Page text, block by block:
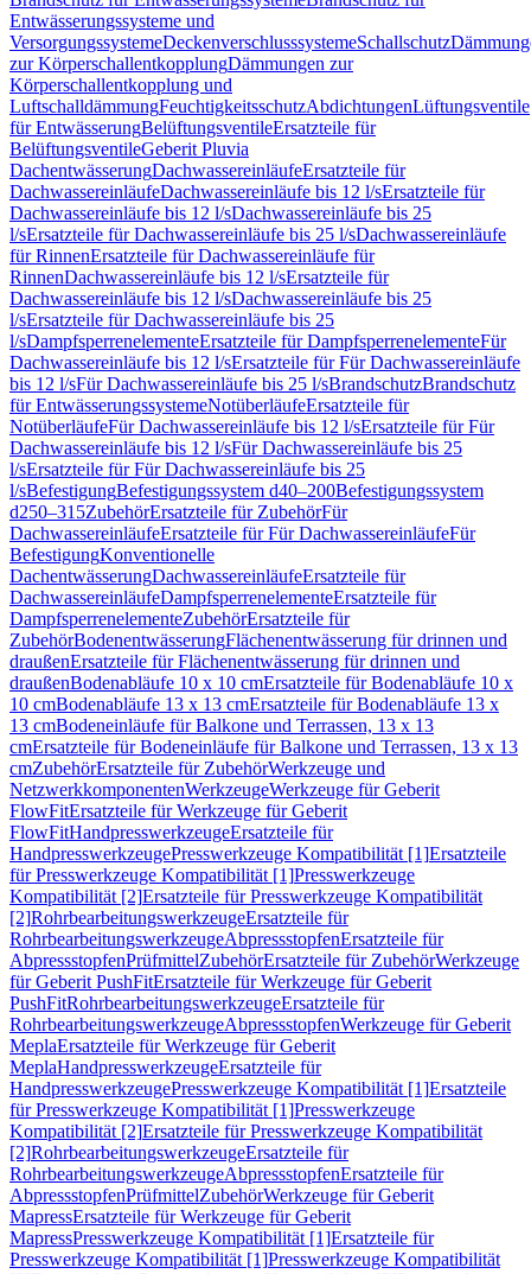
Entwässerungssysteme und
VersorgungssystemeDeckenverschlusssystemeSchallschutz
zur KörperschallentkopplungDämmungen zur
Körperschallentkopplung und
LuftschalldämmungFeuchtigkeitsschutzAbdichtungenLüftungsventile
für EntwässerungBelüftungsventileErsatzteile für
BelüftungsventileGeberit Pluvia
DachentwässerungDachwassereinläufeErsatzteile für
DachwassereinläufeDachwassereinläufe bis 12 l/sErsatzteile für
Dachwassereinläufe bis 12 l/sDachwassereinläufe bis 25
l/sErsatzteile für Dachwassereinläufe bis 25 l/sDachwassereinläufe
für RinnenErsatzteile für Dachwassereinläufe für
RinnenDachwassereinläufe bis 12 l/sErsatzteile für
Dachwassereinläufe bis 12 l/sDachwassereinläufe bis 25
l/sErsatzteile für Dachwassereinläufe bis 25
l/sDampfsperrenelementeErsatzteile für DampfsperrenelementeFür
Dachwassereinläufe bis 12 l/sErsatzteile für Für Dachwassereinläufe
bis 12 l/sFür Dachwassereinläufe bis 25 l/sBrandschutzBrandschutz
für EntwässerungssystemeNotüberläufeErsatzteile für
NotüberläufeFür Dachwassereinläufe bis 12 l/sErsatzteile für Für
Dachwassereinläufe bis 12 l/sFür Dachwassereinläufe bis 25
l/sErsatzteile für Für Dachwassereinläufe bis 25
l/sBefestigungBefestigungssystem d40–200Befestigungssystem
d250–315ZubehörErsatzteile für ZubehörFür
DachwassereinläufeErsatzteile für Für DachwassereinläufeFür
BefestigungKonventionelle
DachentwässerungDachwassereinläufeErsatzteile für
DachwassereinläufeDampfsperrenelementeErsatzteile für
DampfsperrenelementeZubehörErsatzteile für
ZubehörBodenentwässerungFlächenentwässerung für drinnen und
draußenErsatzteile für Flächenentwässerung für drinnen und
draußenBodenabläufe 10 x 10 cmErsatzteile für Bodenabläufe 10 x
10 cmBodenabläufe 13 x 13 cmErsatzteile für Bodenabläufe 13 x
13 cmBodeneinläufe für Balkone und Terrassen, 13 x 13
cmErsatzteile für Bodeneinläufe für Balkone und Terrassen, 13 x 13
cmZubehörErsatzteile für ZubehörWerkzeuge und
NetzwerkkomponentenWerkzeugeWerkzeuge für Geberit
FlowFitErsatzteile für Werkzeuge für Geberit
FlowFitHandpresswerkzeugeErsatzteile für
HandpresswerkzeugePresswerkzeuge Kompatibilität [1]Ersatzteile
für Presswerkzeuge Kompatibilität [1]Presswerkzeuge
Kompatibilität [2]Ersatzteile für Presswerkzeuge Kompatibilität
[2]RohrbearbeitungswerkzeugeErsatzteile für
RohrbearbeitungswerkzeugeAbpressstopfenErsatzteile für
AbpressstopfenPrüfmittelZubehörErsatzteile für ZubehörWerkzeuge
für Geberit PushFitErsatzteile für Werkzeuge für Geberit
PushFitRohrbearbeitungswerkzeugeErsatzteile für
RohrbearbeitungswerkzeugeAbpressstopfenWerkzeuge für Geberit
MeplaErsatzteile für Werkzeuge für Geberit
MeplaHandpresswerkzeugeErsatzteile für
HandpresswerkzeugePresswerkzeuge Kompatibilität [1]Ersatzteile
für Presswerkzeuge Kompatibilität [1]Presswerkzeuge
Kompatibilität [2]Ersatzteile für Presswerkzeuge Kompatibilität
[2]RohrbearbeitungswerkzeugeErsatzteile für
RohrbearbeitungswerkzeugeAbpressstopfenErsatzteile für
AbpressstopfenPrüfmittelZubehörWerkzeuge für Geberit
MapressErsatzteile für Werkzeuge für Geberit
MapressPresswerkzeuge Kompatibilität [1]Ersatzteile für
Presswerkzeuge Kompatibilität [1]Presswerkzeuge Kompatibilität